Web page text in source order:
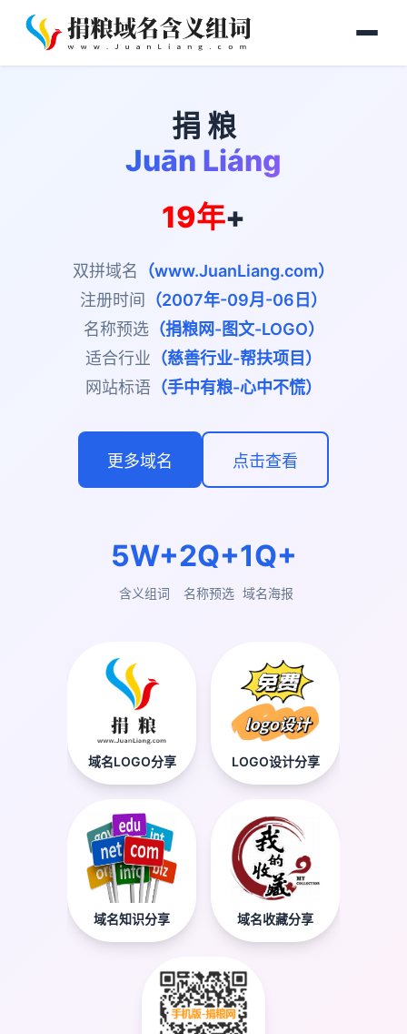
捐 粮
Juān Liáng
19年+
双拼域名 （www.JuanLiang.com）
注册时间
（2007年-09月-06日）
名称预选 （捐粮网-图文-LOGO）
适合行业 （慈善行业-帮扶项目）
网站标语 （手中有粮-心中不慌）
更多域名 点击查看
5W+
含义组词
2Q+
名称预选
1Q+
域名海报
域名LOGO分享 LOGO设计分享
域名知识分享 域名收藏分享